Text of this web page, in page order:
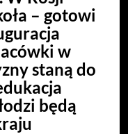
– gotowi
w
staną do
będą